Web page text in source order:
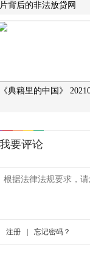
片背后的非法放贷网
《典籍里的中国》